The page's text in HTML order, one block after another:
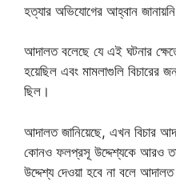
হত্যার অভিযোগের আহ্বান
আদালত বলেছে যে এই ঘটনার
হয়েছিল এবং মামলাগুলি বিচারের
ছিল।
আদালত জানিয়েছে, এখন বিচার
কোনও ফলপ্রসূ উদ্দেশ্যকে আরও
উদ্দেশ্য দেওয়া হবে না বলে আদালত